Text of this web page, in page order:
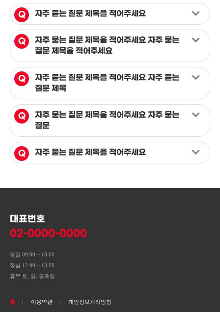
자주 묻는 질문 제목을 적어주세요
자주 묻는 질문 제목을 적어주세요 자주 묻는
질문 제목을 적어주세요
자주 묻는 질문 제목을 적어주세요 자주 묻는
질문 제목
자주 묻는 질문 제목을 적어주세요 자주 묻는
질문
자주 묻는 질문 제목을 적어주세요
대표번호
02-0000-0000
평일 09:00 ~ 18:00
점심 12:00 ~ 13:00
휴무 토, 일, 공휴일
홈 이용약관 개인정보처리방침